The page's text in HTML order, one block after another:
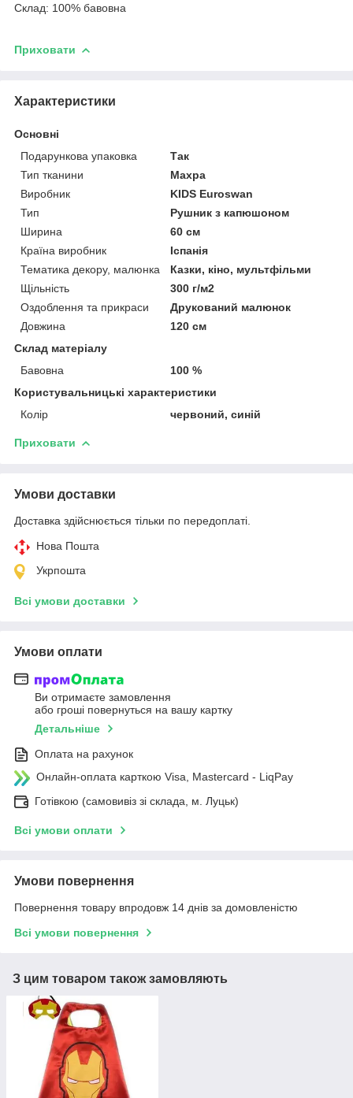
Склад: 100% бавовна
Приховати
Характеристики
Основні
Подарункова упаковка
Так
Тип тканини
Махра
Виробник
KIDS Euroswan
Тип
Рушник з капюшоном
Ширина
60 см
Країна виробник
Іспанія
Тематика декору, малюнка
Казки, кіно, мультфільми
Щільність
300 г/м2
Оздоблення та прикраси
Друкований малюнок
Довжина
120 см
Склад матеріалу
Бавовна
100 %
Користувальницькі характеристики
Колір
червоний, синій
Приховати
Умови доставки
Доставка здійснюється тільки по передоплаті.
Нова Пошта
Укрпошта
Всі умови доставки
Умови оплати
Ви отримаєте замовлення
або гроші повернуться на вашу картку
Детальніше
Оплата на рахунок
Онлайн-оплата карткою Visa, Mastercard - LiqPay
Готівкою (самовивіз зі склада, м. Луцьк)
Всі умови оплати
Умови повернення
Повернення товару впродовж 14 днів за домовленістю
Всі умови повернення
З цим товаром також замовляють